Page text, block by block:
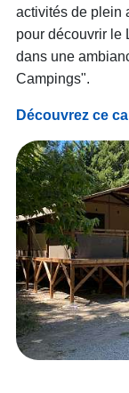
activités de plein
pour découvrir le
dans une
Campings".
Découvrez ce